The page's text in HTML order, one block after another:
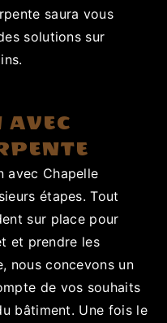
saura vous
solutions sur
AVEC
avec Chapelle
étapes. Tout
sur place pour
et prendre les
nous concevons un
de vos souhaits
bâtiment. Une fois le